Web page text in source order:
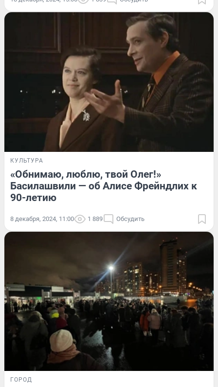
КУЛЬТУРА
«Обнимаю, люблю, твой Олег!»
Басилашвили — об Алисе Фрейндлих к
90-летию
8 декабря, 2024, 11:00 1 889 Обсудить
ГОРОД